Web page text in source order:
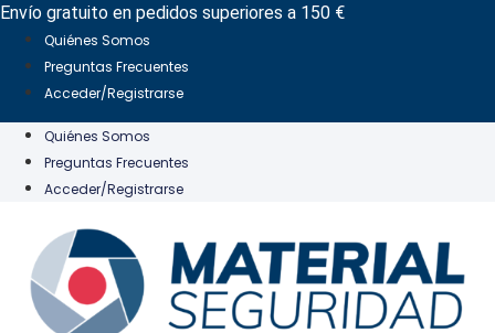
Ir
contenido
Envío gratuito en pedidos superiores a 150 €
Quiénes Somos
Preguntas Frecuentes
Acceder/Registrarse
Quiénes Somos
Preguntas Frecuentes
Acceder/Registrarse